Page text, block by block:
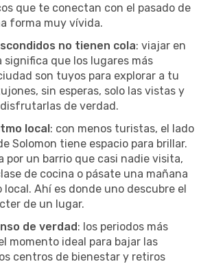
que te conectan con el pasado de
forma muy vívida.
no tienen cola: viajar en
significa que los lugares más
son tuyos para explorar a tu
sin esperas, solo las vistas y
de verdad.
local: con menos turistas, el lado
Solomon tiene espacio para brillar.
por un barrio que casi nadie visita,
de cocina o pásate una mañana
local. Ahí es donde uno descubre el
de un lugar.
de verdad: los periodos más
momento ideal para bajar las
centros de bienestar y retiros